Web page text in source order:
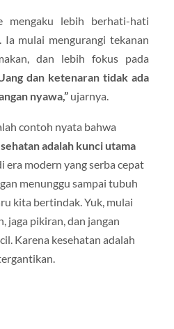
mengaku lebih berhati-hati
mulai mengurangi tekanan
dan lebih fokus pada
dan ketenaran tidak ada
nyawa,”ujarnya.
contoh nyata bahwa
adalah kunci utama
era modern yang serba cepat
menunggu sampai tubuh
kita bertindak. Yuk, mulai
jaga pikiran, dan jangan
Karena kesehatan adalah